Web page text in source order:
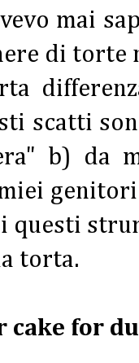
mai
di torte
scatti
b) da
questi
torta.
cake for